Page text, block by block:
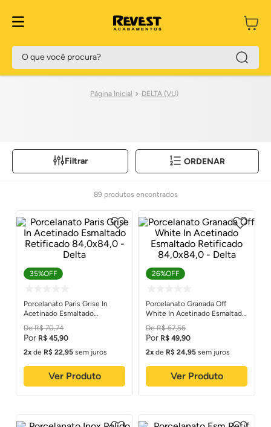
O que você procura?
DELTA (VU)
Filtrar ORDENAR
89 produtos
35%OFF
Porcelanato Paris Grise In
Acetinado Esmaltado
Retificado 84,0x84,0 - Delta
R$ 70,74
R$ 45,90
2
de R$ 22,95 sem juros
Ver Produto
26%OFF
Porcelanato Granada Off
White In Acetinado Esmaltado
Retificado 84,0x84,0 - Delta
R$ 67,56
R$ 49,90
2
de R$ 24,95 sem juros
Ver Produto